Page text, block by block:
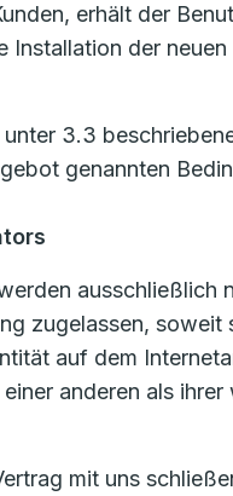
erhält der
Installation der
3.3
genannten
zugelassen,
auf dem
anderen als
mit uns